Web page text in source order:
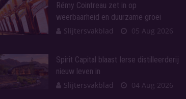
Rémy Cointreau zet in op
weerbaarheid en duurzame groei
Slijtersvakblad
05 Aug 2026
Spirit Capital blaast Ierse distilleerderij
nieuw leven in
Slijtersvakblad
04 Aug 2026